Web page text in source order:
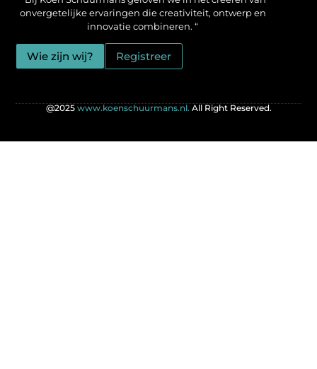
onvergetelijke ervaringen die creativiteit, ontwerp en
innovatie combineren. “
Wie zijn wij? Registreer
@2025 www.koenschuurmans.nl. All Right Reserved.